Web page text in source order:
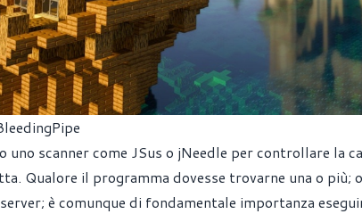
uno scanner come JSus o jNeedle per controllare la
Qualore il programma dovesse trovarne una o
è comunque di fondamentale importanza